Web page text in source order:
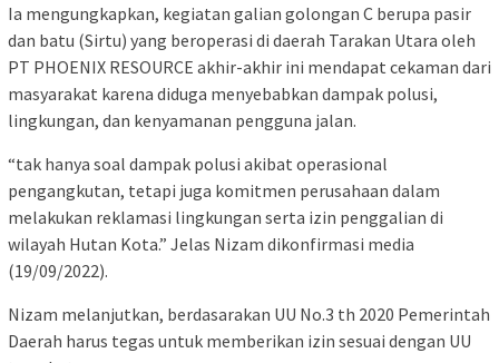
Ia mengungkapkan, kegiatan galian golongan C berupa pasir
dan batu (Sirtu) yang beroperasi di daerah Tarakan Utara oleh
PT PHOENIX RESOURCE akhir-akhir ini mendapat cekaman dari
masyarakat karena diduga menyebabkan dampak polusi,
lingkungan, dan kenyamanan pengguna jalan.
“tak hanya soal dampak polusi akibat operasional
pengangkutan, tetapi juga komitmen perusahaan dalam
melakukan reklamasi lingkungan serta izin penggalian di
wilayah Hutan Kota.” Jelas Nizam dikonfirmasi media
(19/09/2022).
Nizam melanjutkan, berdasarakan UU No.3 th 2020 Pemerintah
Daerah harus tegas untuk memberikan izin sesuai dengan UU